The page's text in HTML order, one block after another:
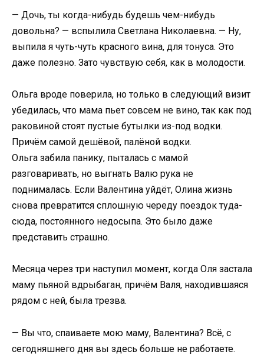
— Дочь, ты когда-нибудь будешь чем-нибудь
довольна? — вспылила Светлана Николаевна. — Ну,
выпила я чуть-чуть красного вина, для тонуса. Это
даже полезно. Зато чувствую себя, как в молодости.
Ольга вроде поверила, но только в следующий визит
убедилась, что мама пьет совсем не вино, так как под
раковиной стоят пустые бутылки из-под водки.
Причём самой дешёвой, палёной водки.
Ольга забила панику, пыталась с мамой
разговаривать, но выгнать Валю рука не
поднималась. Если Валентина уйдёт, Олина жизнь
снова превратится сплошную череду поездок туда-
сюда, постоянного недосыпа. Это было даже
представить страшно.
Месяца через три наступил момент, когда Оля застала
маму пьяной вдрыбаган, причём Валя, находившаяся
рядом с ней, была трезва.
— Вы что, спаиваете мою маму, Валентина? Всё, с
сегодняшнего дня вы здесь больше не работаете.